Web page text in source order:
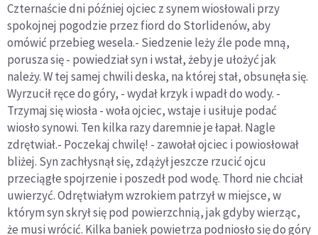
Czternaście dni później ojciec z synem wiosłowali przy
spokojnej pogodzie przez fiord do Storlidenów, aby
omówić przebieg wesela.- Siedzenie leży źle pode mną,
porusza się - powiedział syn i wstał, żeby je ułożyć jak
należy. W tej samej chwili deska, na której stał, obsunęła się.
Wyrzucił ręce do góry, - wydał krzyk i wpadł do wody. -
Trzymaj się wiosła - woła ojciec, wstaje i usiłuje podać
wiosło synowi. Ten kilka razy daremnie je łapał. Nagle
zdrętwiał.- Poczekaj chwilę! - zawołał ojciec i powiosłował
bliżej. Syn zachłysnął się, zdążył jeszcze rzucić ojcu
przeciągłe spojrzenie i poszedł pod wodę. Thord nie chciał
uwierzyć. Odrętwiałym wzrokiem patrzył w miejsce, w
którym syn skrył się pod powierzchnią, jak gdyby wierząc,
że musi wrócić. Kilka baniek powietrza podniosło się do góry